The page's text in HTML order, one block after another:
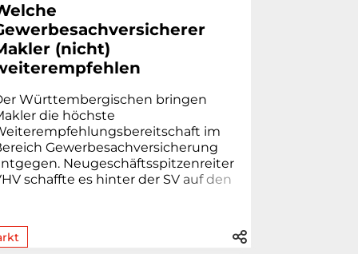
(nicht)
Württembergischen bringen
die höchste
im
Gewerbesachversicherung
Neugeschäftsspitzenreiter
schaffte es hinter der SV auf den